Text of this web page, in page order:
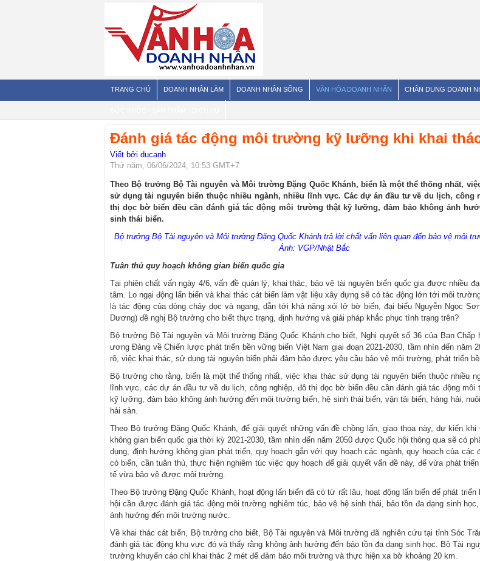
TRANG CHỦ DOANH NHÂN LÀM DOANH NHÂN SỐNG VĂN HÓA DOANH NHÂN CHÂN DUNG DOANH
Đánh giá tác động môi trường kỹ lưỡng khi khai
Viết bởi ducanh
Thứ năm, 06/06/2024, 10:53 GMT+7
Theo Bộ trưởng Bộ Tài nguyên và Môi trường Đặng Quốc Khánh, biển là một thể thống nhất,
sử dụng tài nguyên biển thuộc nhiều ngành, nhiều lĩnh vực. Các dự án đầu tư về du lịch, công
thị dọc bờ biển đều cần đánh giá tác động môi trường thật kỹ lưỡng, đảm bảo không ảnh
sinh thái biển.
Bộ trưởng Bộ Tài nguyên và Môi trường Đặng Quốc Khánh trả lời chất vấn liên quan đến bảo vệ môi
Ảnh: VGP/Nhật Bắc
Tuân thủ quy hoạch không gian biển quốc gia
Tại phiên chất vấn ngày 4/6, vấn đề quản lý, khai thác, bảo vệ tài nguyên biển quốc gia được nhiều
tâm. Lo ngại động lấn biển và khai thác cát biển làm vật liệu xây dựng sẽ có tác động lớn tới môi
là tác động của dòng chảy dọc và ngang, dẫn tới khả năng xói lở bờ biển, đại biểu Nguyễn Ngọc
Dương) đề nghị Bộ trưởng cho biết thực trạng, định hướng và giải pháp khắc phục tình trạng trên?
Bộ trưởng Bộ Tài nguyên và Môi trường Đặng Quốc Khánh cho biết, Nghị quyết số 36 của Ban Chấp
ương Đảng về Chiến lược phát triển bền vững biển Việt Nam giai đoạn 2021-2030, tầm nhìn đến năm
rõ, việc khai thác, sử dụng tài nguyên biển phải đảm bảo được yêu cầu bảo vệ môi trường, phát triển
Bộ trưởng cho rằng, biển là một thể thống nhất, việc khai thác sử dụng tài nguyên biển thuộc nhiều
lĩnh vực, các dự án đầu tư về du lịch, công nghiệp, đô thị dọc bờ biển đều cần đánh giá tác động môi
kỹ lưỡng, đảm bảo không ảnh hưởng đến môi trường biển, hệ sinh thái biển, vận tải biển, hàng hải,
hải sản.
Theo Bộ trưởng Đặng Quốc Khánh, để giải quyết những vấn đề chồng lấn, giao thoa này, dự kiến khi
không gian biển quốc gia thời kỳ 2021-2030, tầm nhìn đến năm 2050 được Quốc hội thông qua sẽ có
dụng, định hướng không gian phát triển, quy hoạch gắn với quy hoạch các ngành, quy hoạch của các
có biển, cần tuân thủ, thực hiện nghiêm túc việc quy hoạch để giải quyết vấn đề này, để vừa phát
tế vừa bảo vệ được môi trường.
Theo Bộ trưởng Đặng Quốc Khánh, hoạt động lấn biển đã có từ rất lâu, hoạt động lấn biển để phát triển
hội cần được đánh giá tác động môi trường nghiêm túc, bảo vệ hệ sinh thái, bảo tồn đa dạng sinh
ảnh hưởng đến môi trường nước.
Về khai thác cát biển, Bộ trưởng cho biết, Bộ Tài nguyên và Môi trường đã nghiên cứu tại tỉnh Sóc
đánh giá tác động khu vực đó và thấy rằng không ảnh hưởng đến bảo tồn đa dạng sinh học. Bộ Tài
trường khuyến cáo chỉ khai thác 2 mét để đảm bảo môi trường và thực hiện xa bờ khoảng 20 km.